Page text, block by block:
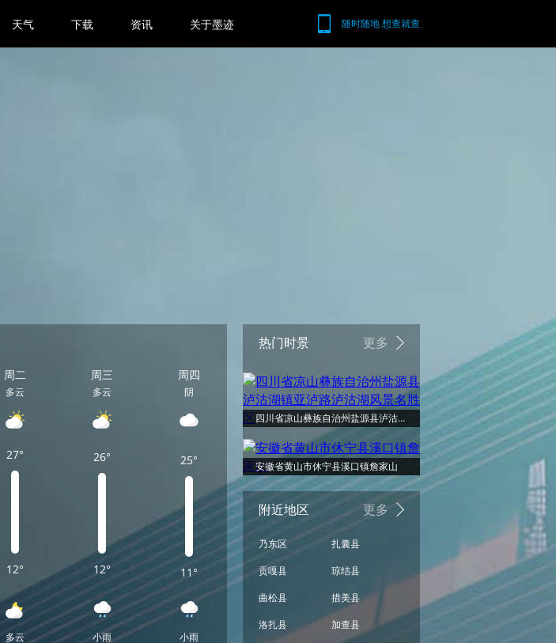
随时随地 想查就查
天气 下载 资讯 关于墨迹
热门时景 更多
四川省凉山彝族自治州盐源县泸沽湖镇亚泸路泸沽湖风景名胜区
安徽省黄山市休宁县溪口镇詹家山
附近地区 更多
乃东区
扎囊县
贡嘎县
琼结县
曲松县
措美县
洛扎县
加查县
周二
多云
27°
12°
多云
周三
多云
26°
12°
小雨
周四
阴
25°
11°
小雨